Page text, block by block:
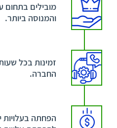
מובילים בתחום
והמנוסה ביותר.
זמינות בכל
החברה.
הפחתה בעלויות